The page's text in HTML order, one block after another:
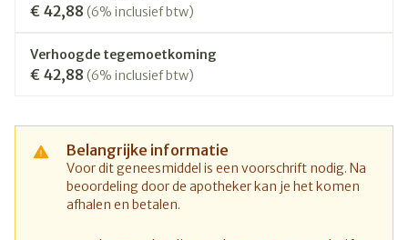
€ 42,88 (6% inclusief btw)
Verhoogde tegemoetkoming
€ 42,88 (6% inclusief btw)
Belangrijke informatie
Voor dit geneesmiddel is een voorschrift nodig. Na
beoordeling door de apotheker kan je het komen
afhalen en betalen.